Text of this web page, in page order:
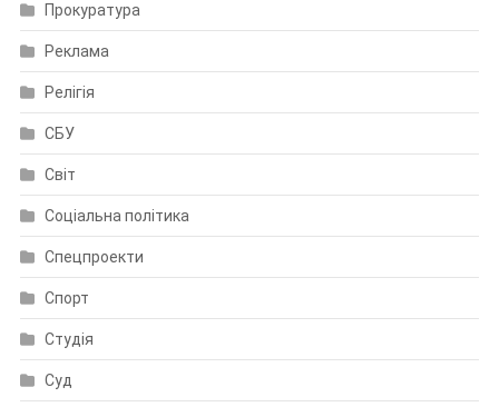
Прокуратура
Реклама
Релігія
СБУ
Світ
Соціальна політика
Спецпроекти
Спорт
Студія
Суд